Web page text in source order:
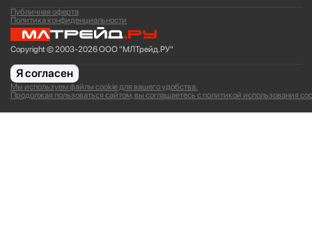
Copyright © 2003-2026 ООО "МЛТрейд.РУ"
Политика конфиденциальности
Публичная оферта
Мы используем файлы cookie для вашего удобства.
Продолжая пользоваться сайтом, вы соглашаетесь с политикой использования
Я согласен